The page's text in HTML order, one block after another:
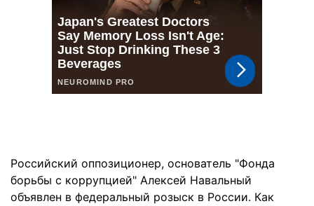
Российский оппозиционер, основатель "Фонда
борьбы с коррупцией" Алексей Навальный
объявлен в федеральный розыск в России. Как